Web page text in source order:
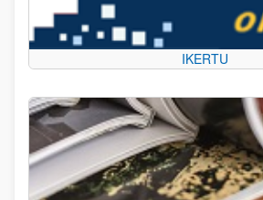
IKERTU